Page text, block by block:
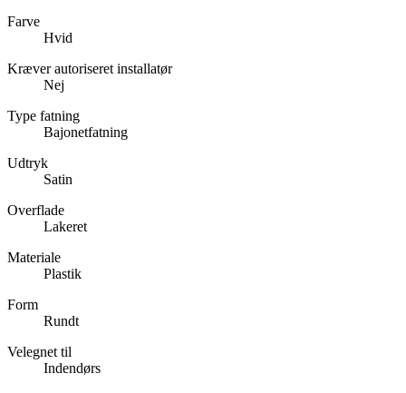
Farve
Hvid
Kræver autoriseret installatør
Nej
Type fatning
Bajonetfatning
Udtryk
Satin
Overflade
Lakeret
Materiale
Plastik
Form
Rundt
Velegnet til
Indendørs